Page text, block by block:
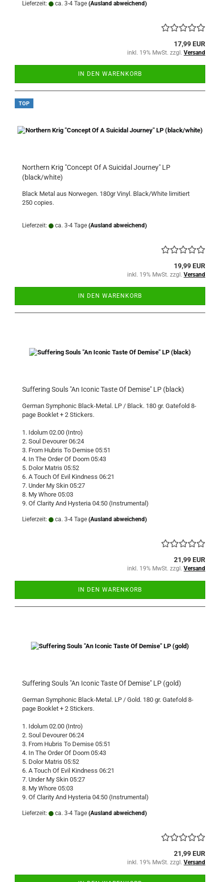
Lieferzeit: ca. 3-4 Tage (Ausland abweichend)
17,99 EUR
inkl. 19% MwSt. zzgl. Versand
IN DEN WARENKORB
TOP
Northern Krig "Concept Of A Suicidal Journey" LP
(black/white)
Black Metal aus Norwegen. 180gr Vinyl. Black/White limitiert
250 copies.
Lieferzeit: ca. 3-4 Tage (Ausland abweichend)
19,99 EUR
inkl. 19% MwSt. zzgl. Versand
IN DEN WARENKORB
Suffering Souls "An Iconic Taste Of Demise" LP (black)
German Symphonic Black-Metal. LP / Black. 180 gr. Gatefold 8-
page Booklet + 2 Stickers.
1. Idolum 02.00 (Intro)
2. Soul Devourer 06:24
3. From Hubris To Demise 05:51
4. In The Order Of Doom 05:43
5. Dolor Matris 05:52
6. A Touch Of Evil Kindness 06:21
7. Under My Skin 05:27
8. My Whore 05:03
9. Of Clarity And Hysteria 04:50 (Instrumental)
Lieferzeit: ca. 3-4 Tage (Ausland abweichend)
21,99 EUR
inkl. 19% MwSt. zzgl. Versand
IN DEN WARENKORB
Suffering Souls "An Iconic Taste Of Demise" LP (gold)
German Symphonic Black-Metal. LP / Gold. 180 gr. Gatefold 8-
page Booklet + 2 Stickers.
1. Idolum 02.00 (Intro)
2. Soul Devourer 06:24
3. From Hubris To Demise 05:51
4. In The Order Of Doom 05:43
5. Dolor Matris 05:52
6. A Touch Of Evil Kindness 06:21
7. Under My Skin 05:27
8. My Whore 05:03
9. Of Clarity And Hysteria 04:50 (Instrumental)
Lieferzeit: ca. 3-4 Tage (Ausland abweichend)
21,99 EUR
inkl. 19% MwSt. zzgl. Versand